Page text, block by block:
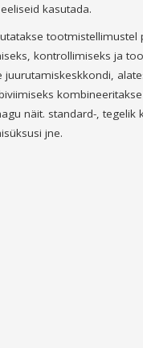
kasutada.
tootmistellimustel
kontrollimiseks ja
näit. standard-, tegelik
jne.